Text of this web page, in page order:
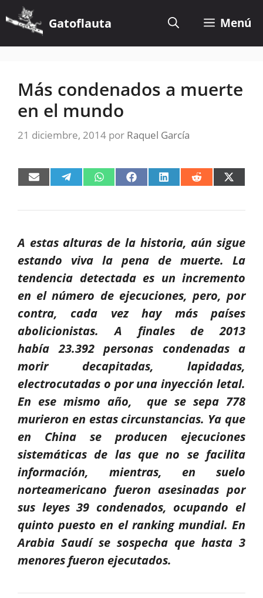
Saltar
al
contenido
Gatoflauta Menú
Más condenados a muerte
en el mundo
21 diciembre, 2014 por Raquel García
Compartir
en
Compartir
en
Compartir
en
Compartir
en
Compartir
en
Compartir
en en
A estas alturas de la historia, aún sigue
estando viva la pena de muerte. La
tendencia detectada es un incremento
en el número de ejecuciones, pero, por
contra, cada vez hay más países
abolicionistas. A finales de 2013
había 23.392 personas condenadas a
morir decapitadas, lapidadas,
electrocutadas o por una inyección letal.
En ese mismo año, que se sepa 778
murieron en estas circunstancias. Ya que
en China se producen ejecuciones
sistemáticas de las que no se facilita
información, mientras, en suelo
norteamericano fueron asesinadas por
sus leyes 39 condenados, ocupando el
quinto puesto en el ranking mundial. En
Arabia Saudí se sospecha que hasta 3
menores fueron ejecutados.